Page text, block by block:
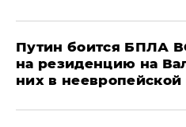
Путин боится БПЛА
на резиденцию на
них в неевропейской